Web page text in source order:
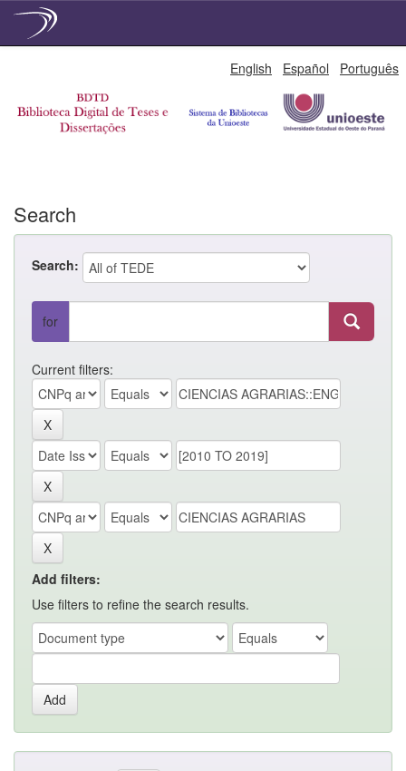
English Español Português
Search
Search:
for
Current filters:
Add filters:
Use filters to refine the search results.